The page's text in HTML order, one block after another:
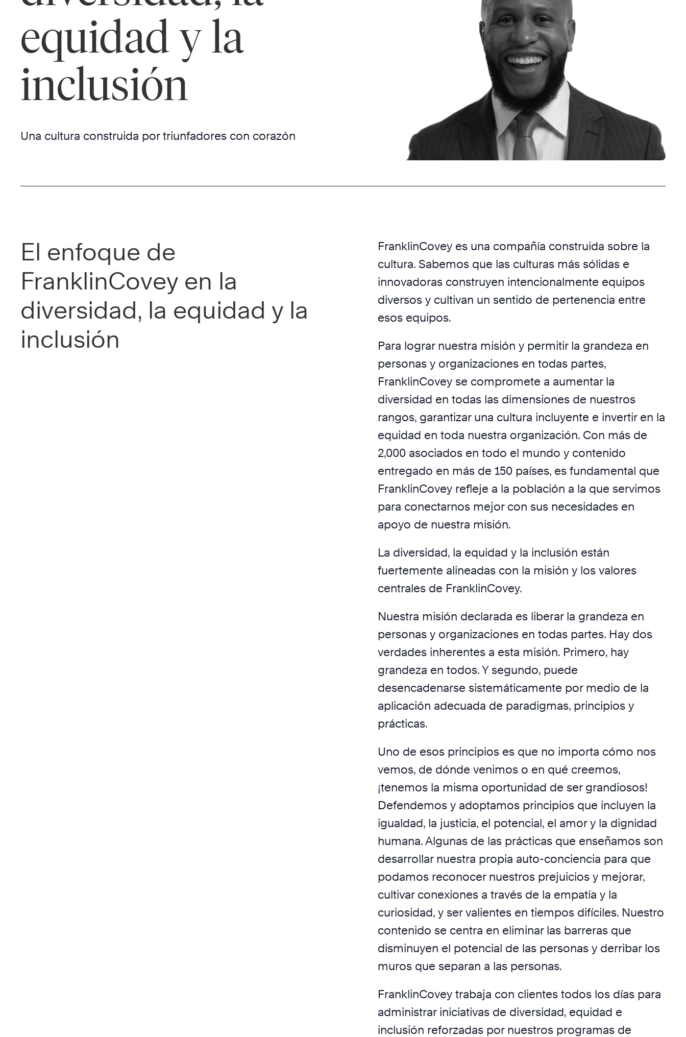
equidad y la
inclusión
Una cultura construida por triunfadores con corazón
El enfoque de
FranklinCovey en la
diversidad, la equidad y la
inclusión
FranklinCovey es una compañía construida sobre la
cultura. Sabemos que las culturas más sólidas e
innovadoras construyen intencionalmente equipos
diversos y cultivan un sentido de pertenencia entre
esos equipos.
Para lograr nuestra misión y permitir la grandeza en
personas y organizaciones en todas partes,
FranklinCovey se compromete a aumentar la
diversidad en todas las dimensiones de nuestros
rangos, garantizar una cultura incluyente e invertir en la
equidad en toda nuestra organización. Con más de
2,000 asociados en todo el mundo y contenido
entregado en más de 150 países, es fundamental que
FranklinCovey refleje a la población a la que servimos
para conectarnos mejor con sus necesidades en
apoyo de nuestra misión.
La diversidad, la equidad y la inclusión están
fuertemente alineadas con la misión y los valores
centrales de FranklinCovey.
Nuestra misión declarada es liberar la grandeza en
personas y organizaciones en todas partes. Hay dos
verdades inherentes a esta misión. Primero, hay
grandeza en todos. Y segundo, puede
desencadenarse sistemáticamente por medio de la
aplicación adecuada de paradigmas, principios y
prácticas.
Uno de esos principios es que no importa cómo nos
vemos, de dónde venimos o en qué creemos,
¡tenemos la misma oportunidad de ser grandiosos!
Defendemos y adoptamos principios que incluyen la
igualdad, la justicia, el potencial, el amor y la dignidad
humana. Algunas de las prácticas que enseñamos son
desarrollar nuestra propia auto-conciencia para que
podamos reconocer nuestros prejuicios y mejorar,
cultivar conexiones a través de la empatía y la
curiosidad, y ser valientes en tiempos difíciles. Nuestro
contenido se centra en eliminar las barreras que
disminuyen el potencial de las personas y derribar los
muros que separan a las personas.
FranklinCovey trabaja con clientes todos los días para
administrar iniciativas de diversidad, equidad e
inclusión reforzadas por nuestros programas de